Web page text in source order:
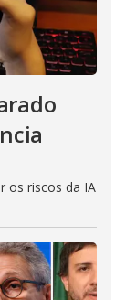
os riscos da IA